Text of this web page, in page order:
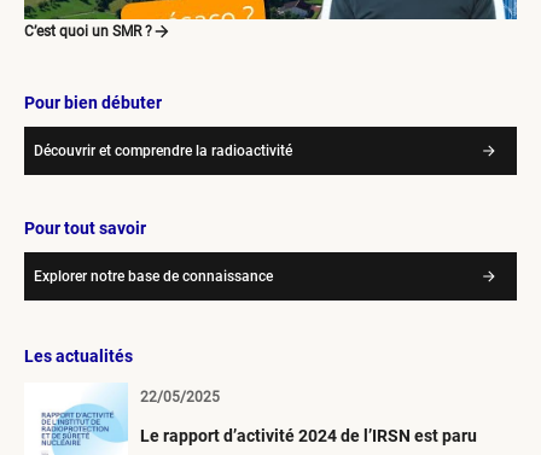
C’est quoi un SMR ?
Pour bien débuter
Découvrir et comprendre la radioactivité
Pour tout savoir
Explorer notre base de connaissance
Les actualités
Le rapport d’activité 2024 de l’IRSN est paru
22/05/2025